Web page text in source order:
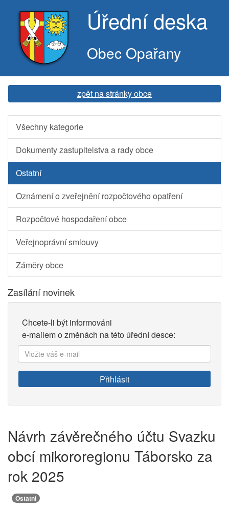
Úřední deska
Obec Opařany
zpět na stránky obce
Všechny kategorie
Dokumenty zastupitelstva a rady obce
Ostatní
Oznámení o zveřejnění rozpočtového opatření
Rozpočtové hospodaření obce
Veřejnoprávní smlouvy
Záměry obce
Zasílání novinek
Chcete-li být informováni
e-mailem o změnách na této úřední desce:
Vložte
váš
e-
mail:
Přihlásit
Návrh závěrečného účtu Svazku
obcí mikororegionu Táborsko za
rok 2025
Ostatní